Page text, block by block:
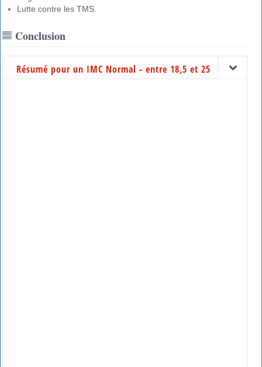
Lutte contre les TMS.
Conclusion
Résumé pour un IMC Normal - entre 18,5 et 25